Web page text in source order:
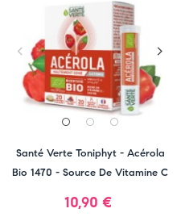
Santé Verte Toniphyt - Acérola
Bio 1470 - Source De Vitamine C
Prix
10,90 €